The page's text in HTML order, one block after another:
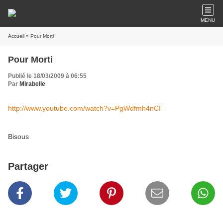
MENU
Accueil » Pour Morti
Pour Morti
Publié le 18/03/2009 à 06:55
Par Mirabelle
http://www.youtube.com/watch?v=PgWdfmh4nCI
Bisous
Partager